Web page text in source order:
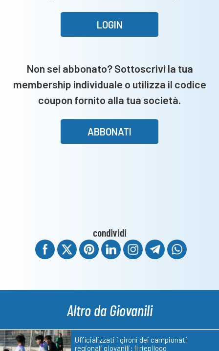
LOGIN
Non sei abbonato? Sottoscrivi la tua
membership individuale o utilizza il codice
coupon fornito alla tua società.
ABBONATI
condividi
Altro da Giovanili
Ufficializzati i gironi dei campionati
regionali giovanili: il riepilogo